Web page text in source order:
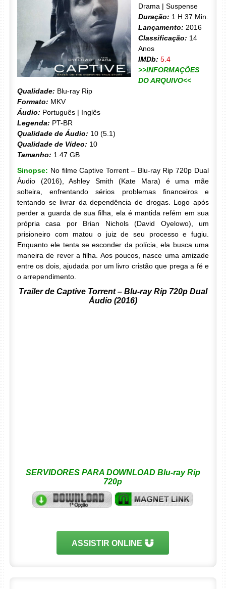
Drama | Suspense
Duração: 1 H 37 Min.
Lançamento: 2016
Classificação: 14
Anos
IMDb: 5.4
>>INFORMAÇÕES
DO ARQUIVO<<
Qualidade: Blu-ray Rip
Formato: MKV
Áudio: Português | Inglês
Legenda: PT-BR
Qualidade de Áudio: 10 (5.1)
Qualidade de Vídeo: 10
Tamanho: 1.47 GB
Sinopse: No filme Captive Torrent – Blu-ray Rip 720p Dual
Áudio (2016), Ashley Smith (Kate Mara) é uma mãe
solteira, enfrentando sérios problemas financeiros e
tentando se livrar da dependência de drogas. Logo após
perder a guarda de sua filha, ela é mantida refém em sua
própria casa por Brian Nichols (David Oyelowo), um
prisioneiro com matou o juiz de seu processo e fugiu.
Enquanto ele tenta se esconder da polícia, ela busca uma
maneira de rever a filha. Aos poucos, nasce uma amizade
entre os dois, ajudada por um livro cristão que prega a fé e
o arrependimento.
Trailer de Captive Torrent – Blu-ray Rip 720p Dual
Áudio (2016)
SERVIDORES PARA DOWNLOAD Blu-ray Rip
720p
ASSISTIR ONLINE